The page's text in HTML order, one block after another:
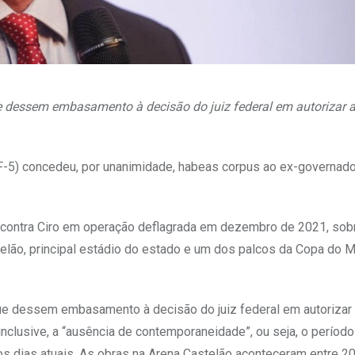
embasamento à decisão do juiz federal em autorizar
5) concedeu, por unanimidade, habeas corpus ao ex-
Ciro em operação deflagrada em dezembro de 2021,
principal estádio do estado e um dos palcos da Copa do
dessem embasamento à decisão do juiz federal em autorizar
a “ausência de contemporaneidade”, ou seja, o